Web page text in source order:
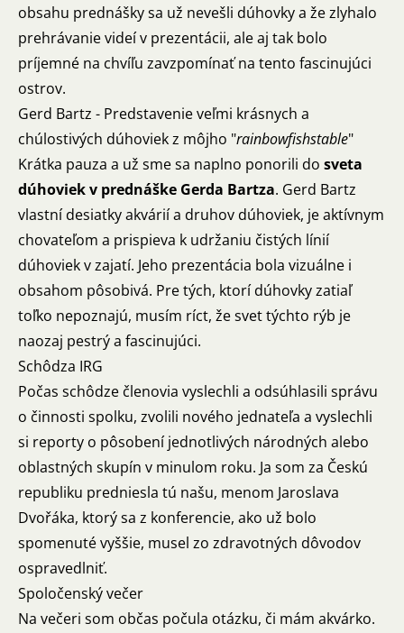
obsahu prednášky sa už nevešli dúhovky a že zlyhalo
prehrávanie videí v prezentácii, ale aj tak bolo
príjemné na chvíľu zavzpomínať na tento fascinujúci
ostrov.
Gerd Bartz - Predstavenie veľmi krásnych a
chúlostivých dúhoviek z môjho "rainbowfishstable"
Krátka pauza a už sme sa naplno ponorili do sveta
dúhoviek v prednáške Gerda Bartza. Gerd Bartz
vlastní desiatky akvárií a druhov dúhoviek, je aktívnym
chovateľom a prispieva k udržaniu čistých línií
dúhoviek v zajatí. Jeho prezentácia bola vizuálne i
obsahom pôsobivá. Pre tých, ktorí dúhovky zatiaľ
toľko nepoznajú, musím ríct, že svet týchto rýb je
naozaj pestrý a fascinujúci.
Schôdza IRG
Počas schôdze členovia vyslechli a odsúhlasili správu
o činnosti spolku, zvolili nového jednateľa a vyslechli
si reporty o pôsobení jednotlivých národných alebo
oblastných skupín v minulom roku. Ja som za Českú
republiku predniesla tú našu, menom Jaroslava
Dvořáka, ktorý sa z konferencie, ako už bolo
spomenuté vyššie, musel zo zdravotných dôvodov
ospravedlniť.
Spoločenský večer
Na večeri som občas počula otázku, či mám akvárko.